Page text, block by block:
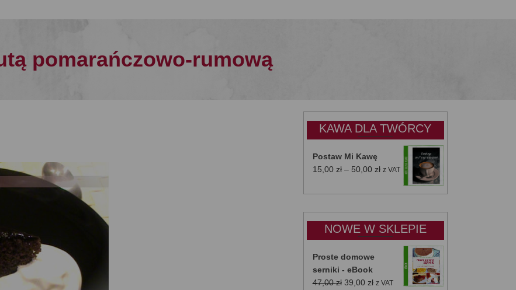
pomarańczowo-rumową
KAWA DLA TWÓRCY
Postaw Mi Kawę
15,00 zł – 50,00 złZakres
od
do
50,00 zł
z VAT
NOWE W SKLEPIE
Proste domowe
serniki - eBook
47,00zł Pierwotna
39,00 złAktualna
z VAT